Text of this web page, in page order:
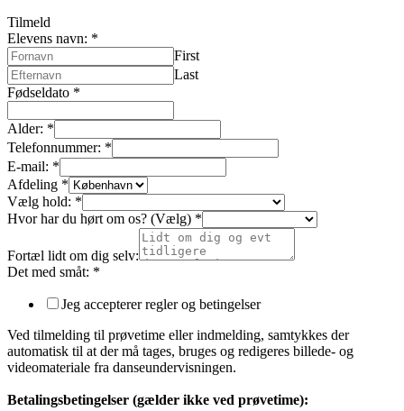
Tilmeld
Elevens navn: *
First
Last
Fødseldato *
Alder: *
Telefonnummer: *
E-mail: *
Afdeling *
Vælg hold: *
Hvor har du hørt om os? (Vælg) *
Fortæl lidt om dig selv:
Det med småt: *
Jeg accepterer regler og betingelser
Ved tilmelding til prøvetime eller indmelding, samtykkes der
automatisk til at der må tages, bruges og redigeres billede- og
videomateriale fra danseundervisningen.
Betalingsbetingelser (gælder ikke ved prøvetime):